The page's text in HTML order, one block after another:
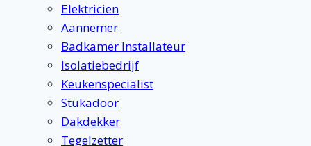
Elektricien
Aannemer
Badkamer Installateur
Isolatiebedrijf
Keukenspecialist
Stukadoor
Dakdekker
Tegelzetter